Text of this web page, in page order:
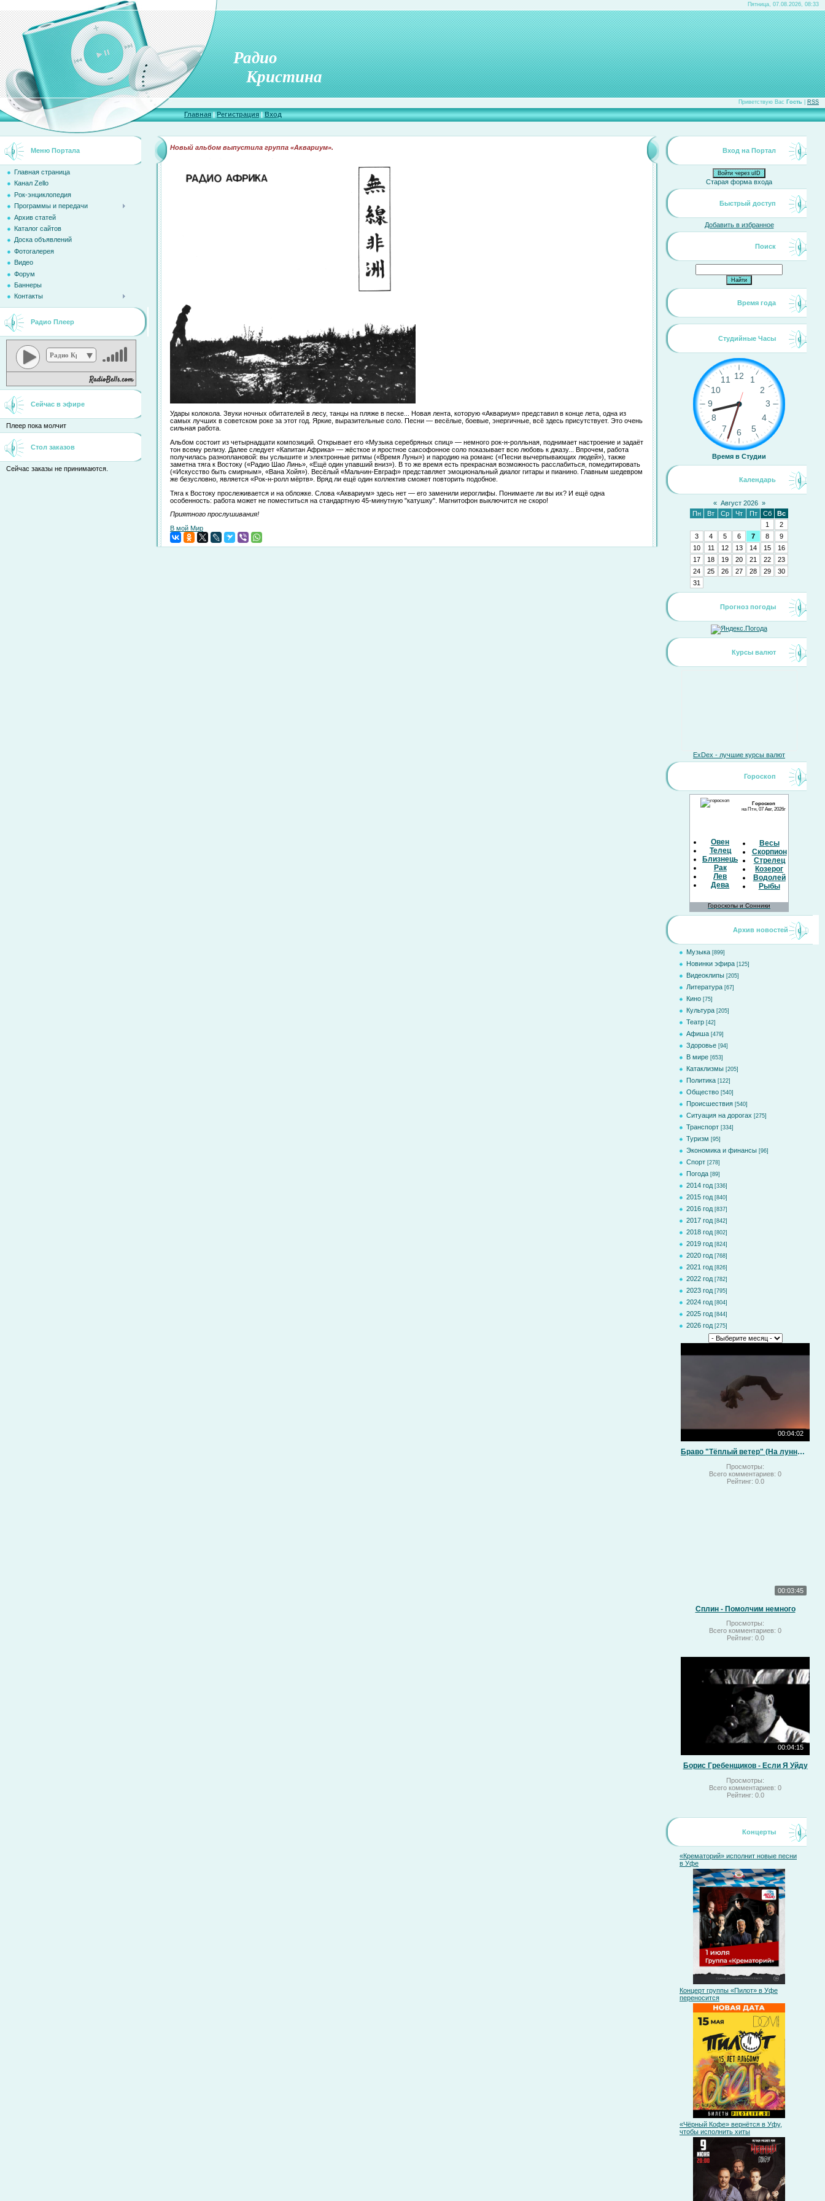
Пятница, 07.08.2026, 08:33
Радио
Кристина
Приветствую Вас Гость RSS
Главная|Регистрация|Вход
Меню Портала
Главная страница
Канал Zello
Рок-энциклопедия
Программы и передачи
Архив статей
Каталог сайтов
Доска объявлений
Фотогалерея
Видео
Форум
Баннеры
Контакты
Радио Плеер
Радио Кристина
Сейчас в эфире
Плеер пока молчит
Стол заказов
Сейчас заказы не принимаются.
Новый альбом выпустила группа «Аквариум».
Удары колокола. Звуки ночных обитателей в лесу, танцы на пляже в песке... Новая лента, которую «Аквариум» представил в конце лета, одна из
самых лучших в советском роке за этот год. Яркие, выразительные соло. Песни — весёлые, боевые, энергичные, всё здесь присутствует. Это очень
сильная работа.
Альбом состоит из четырнадцати композиций. Открывает его «Музыка серебряных спиц» — немного рок-н-ролльная, поднимает настроение и задаёт
тон всему релизу. Далее следует «Капитан Африка» — жёсткое и яростное саксофонное соло показывает всю любовь к джазу... Впрочем, работа
получилась разноплановой: вы услышите и электронные ритмы («Время Луны») и пародию на романс («Песни вычерпывающих людей»), также
заметна тяга к Востоку («Радио Шао Линь», «Ещё один упавший вниз»). В то же время есть прекрасная возможность расслабиться, помедитировать
(«Искусство быть смирным», «Вана Хойя»). Весёлый «Мальчин-Евграф» представляет эмоциональный диалог гитары и пианино. Главным шедевром
же безусловно, является «Рок-н-ролл мёртв». Вряд ли ещё один коллектив сможет повторить подобное.
Тяга к Востоку прослеживается и на обложке. Слова «Аквариум» здесь нет — его заменили иероглифы. Понимаете ли вы их? И ещё одна
особенность: работа может не поместиться на стандартную 45-минутную "катушку". Магнитофон выключится не скоро!
Приятного прослушивания!
В мой Мир
Вход на Портал
Войти через uID
Старая форма входа
Быстрый доступ
Добавить в избранное
Поиск
Время года
Студийные Часы
Время в Студии
Календарь
« Август 2026 »
Пн
Вт Ср Чт Пт Сб
Вс
1
2
3
4 5 6 7 8
9
10
11 12 13 14 15
16
17
18 19 20 21 22
23
24
25 26 27 28 29
30
31
Прогноз погоды
Курсы валют
ExDex - лучшие курсы валют
Гороскоп
Гороскоп
на Птн, 07 Авг, 2026г
Овен
Телец
Близнецы
Рак
Лев
Дева
Весы
Скорпион
Стрелец
Козерог
Водолей
Рыбы
Гороскопы и Сонники
Архив новостей
Музыка [899]
Новинки эфира [125]
Видеоклипы [205]
Литература [67]
Кино [75]
Культура [205]
Театр [42]
Афиша [479]
Здоровье [94]
В мире [653]
Катаклизмы [205]
Политика [122]
Общество [540]
Происшествия [540]
Ситуация на дорогах [275]
Транспорт [334]
Туризм [95]
Экономика и финансы [96]
Спорт [278]
Погода [89]
2014 год [336]
2015 год [840]
2016 год [837]
2017 год [842]
2018 год [802]
2019 год [824]
2020 год [768]
2021 год [826]
2022 год [782]
2023 год [795]
2024 год [804]
2025 год [844]
2026 год [275]
00:04:02
Браво "Тёплый ветер" (На лунный свет)
Просмотры:
Всего комментариев: 0
Рейтинг: 0.0
00:03:45
Сплин - Помолчим немного
Просмотры:
Всего комментариев: 0
Рейтинг: 0.0
00:04:15
Борис Гребенщиков - Если Я Уйду
Просмотры:
Всего комментариев: 0
Рейтинг: 0.0
Концерты
«Крематорий» исполнит новые песни
в Уфе
Концерт группы «Пилот» в Уфе
переносится
«Чёрный Кофе» вернётся в Уфу,
чтобы исполнить хиты